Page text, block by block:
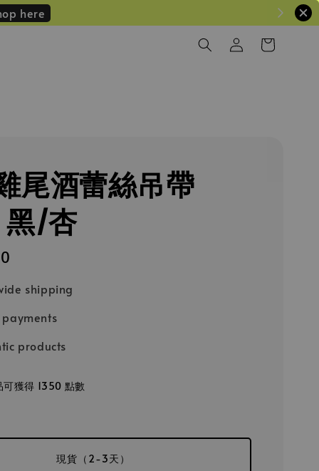
here
尾酒蕾絲吊帶
黑/杏
shipping
payments
products
可獲得 1350 點數
現貨（2-3天）